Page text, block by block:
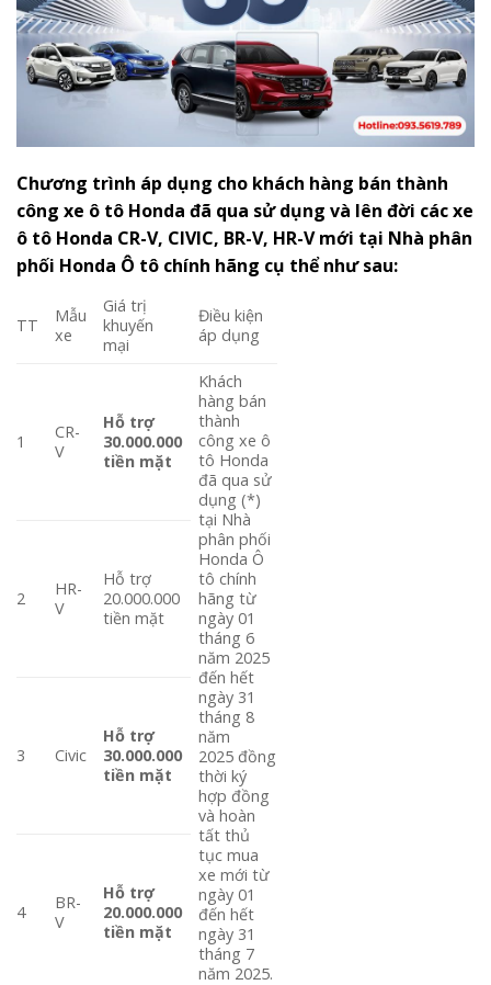
Chương trình áp dụng cho khách hàng bán thành
công xe ô tô Honda đã qua sử dụng và lên đời các xe
ô tô Honda CR-V, CIVIC, BR-V, HR-V mới tại Nhà phân
phối Honda Ô tô chính hãng cụ thể như sau:
TT
Mẫu
xe
Giá trị
khuyến
mại
Điều kiện
áp dụng
1
CR-
V
Hỗ trợ
30.000.000
tiền mặt
Khách
hàng bán
thành
công xe ô
tô Honda
đã qua sử
dụng (*)
tại Nhà
phân phối
Honda Ô
tô chính
hãng từ
ngày 01
tháng 6
năm 2025
đến hết
ngày 31
tháng 8
năm
2025 đồng
thời ký
hợp đồng
và hoàn
tất thủ
tục mua
xe mới từ
ngày 01
đến hết
ngày 31
tháng 7
năm 2025.
2
HR-
V
Hỗ trợ
20.000.000
tiền mặt
3 Civic
Hỗ trợ
30.000.000
tiền mặt
4
BR-
V
Hỗ trợ
20.000.000
tiền mặt